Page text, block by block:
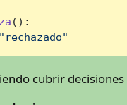
():
"rechazado"
cubrir